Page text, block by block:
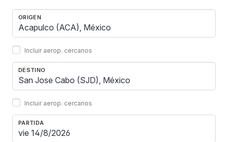
ORIGEN
Incluir aerop. cercanos
DESTINO
Incluir aerop. cercanos
PARTIDA